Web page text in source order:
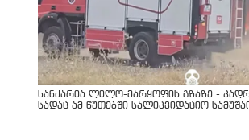
ხანძარია ლილო-მარყოფის გზაზე -
სადაც ამ წუთებში სალიკვიდაციო